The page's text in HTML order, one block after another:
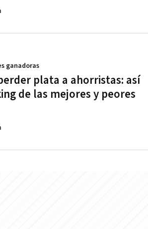
plata a ahorristas: así
de las mejores y peores
ganadoras